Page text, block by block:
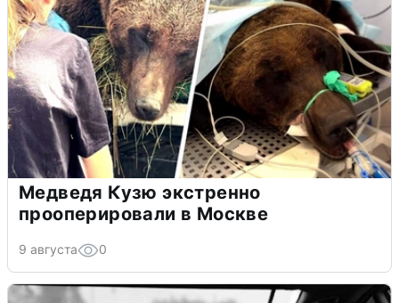
Медведя Кузю экстренно
прооперировали в Москве
9 августа 0